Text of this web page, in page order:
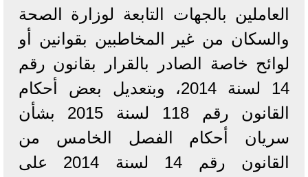
العاملين بالجهات التابعة لوزارة الصحة
والسكان من غير المخاطبين بقوانين أو
لوائح خاصة الصادر بالقرار بقانون رقم
14 لسنة 2014، وبتعديل بعض أحكام
القانون رقم 118 لسنة 2015 بشأن
سريان أحكام الفصل الخامس من
القانون رقم 14 لسنة 2014 على